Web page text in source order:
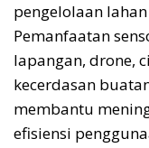
pengelolaan
Pemanfaatan
lapangan, drone,
kecerdasan
membantu
efisiensi